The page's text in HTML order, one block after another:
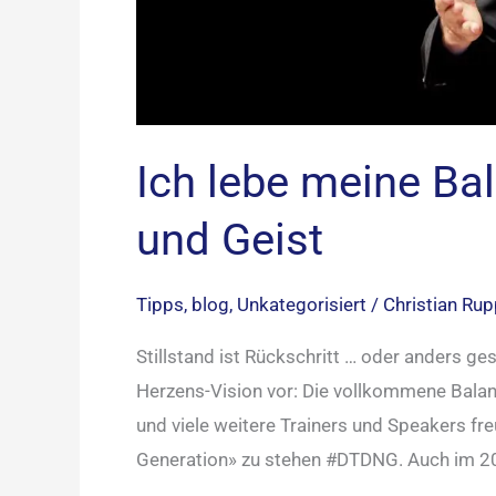
Ich lebe meine
und Geist
Tipps, blog, Unkategorisiert / Christian
Stillstand ist Rückschritt … oder anders
Herzens-Vision vor: Die vollkommene
und viele weitere Trainers und Speakers
Generation» zu stehen #DTDNG. Auch im